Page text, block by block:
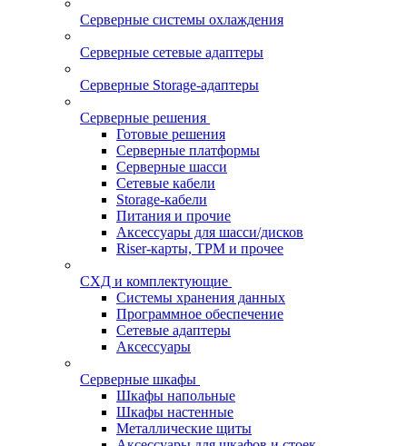
Серверные системы охлаждения
Серверные сетевые адаптеры
Серверные Storage-адаптеры
Серверные решения
Готовые решения
Серверные платформы
Серверные шасси
Сетевые кабели
Storage-кабели
Питания и прочие
Аксессуары для шасси/дисков
Riser-карты, TPM и прочее
СХД и комплектующие
Системы хранения данных
Программное обеспечение
Сетевые адаптеры
Аксессуары
Серверные шкафы
Шкафы напольные
Шкафы настенные
Металлические щиты